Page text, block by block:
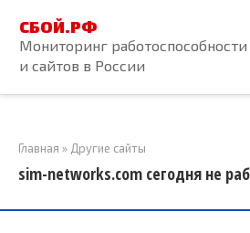
контенту
СБОЙ.РФ
Мониторинг
и сайтов в России
Главная » Другие сайты
sim-networks.com сегодня не